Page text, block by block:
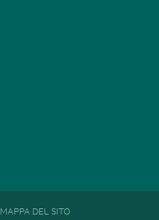
MAPPA DEL SITO